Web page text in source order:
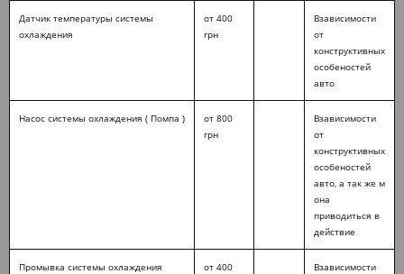
Датчик температуры системы
охлаждения
от 400
грн
Взависимости
от
конструктивных
особеностей
авто
Насос системы охлаждения ( Помпа )
от 800
грн
Взависимости
от
конструктивных
особеностей
авто, а так же м
она
приводиться в
действие
Промывка системы охлаждения
от 400
Взависимости